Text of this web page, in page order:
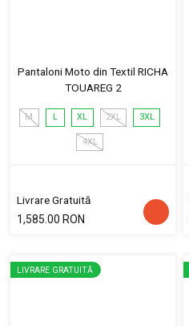
Pantaloni Moto din Textil RICHA
TOUAREG 2
M L XL 2XL 3XL
4XL
Livrare Gratuită
1,585.00 RON
LIVRARE GRATUITĂ